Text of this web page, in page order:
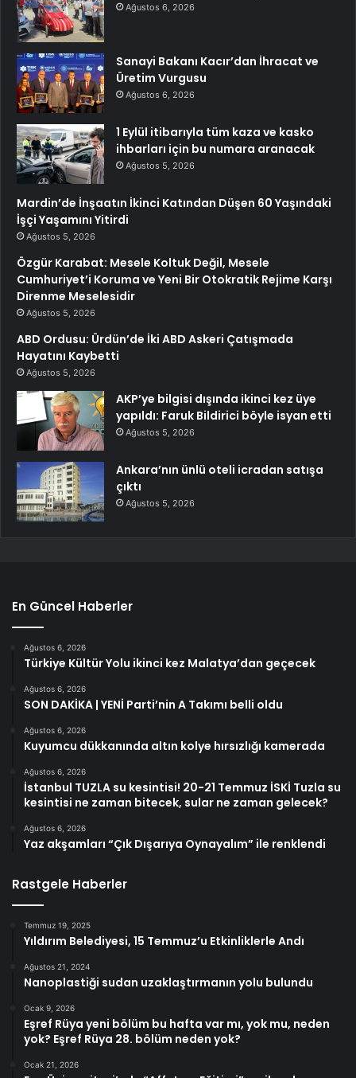
Ağustos 6, 2026
Sanayi Bakanı Kacır’dan İhracat ve
Üretim Vurgusu
Ağustos 6, 2026
1 Eylül itibarıyla tüm kaza ve kasko
ihbarları için bu numara aranacak
Ağustos 5, 2026
Mardin’de İnşaatın İkinci Katından Düşen 60 Yaşındaki
İşçi Yaşamını Yitirdi
Ağustos 5, 2026
Özgür Karabat: Mesele Koltuk Değil, Mesele
Cumhuriyet’i Koruma ve Yeni Bir Otokratik Rejime Karşı
Direnme Meselesidir
Ağustos 5, 2026
ABD Ordusu: Ürdün’de İki ABD Askeri Çatışmada
Hayatını Kaybetti
Ağustos 5, 2026
AKP’ye bilgisi dışında ikinci kez üye
yapıldı: Faruk Bildirici böyle isyan etti
Ağustos 5, 2026
Ankara’nın ünlü oteli icradan satışa
çıktı
Ağustos 5, 2026
En Güncel Haberler
Ağustos 6, 2026
Türkiye Kültür Yolu ikinci kez Malatya’dan geçecek
Ağustos 6, 2026
SON DAKİKA | YENİ Parti’nin A Takımı belli oldu
Ağustos 6, 2026
Kuyumcu dükkanında altın kolye hırsızlığı kamerada
Ağustos 6, 2026
İstanbul TUZLA su kesintisi! 20-21 Temmuz İSKİ Tuzla su
kesintisi ne zaman bitecek, sular ne zaman gelecek?
Ağustos 6, 2026
Yaz akşamları “Çık Dışarıya Oynayalım” ile renklendi
Rastgele Haberler
Temmuz 19, 2025
Yıldırım Belediyesi, 15 Temmuz’u Etkinliklerle Andı
Ağustos 21, 2024
Nanoplastiği sudan uzaklaştırmanın yolu bulundu
Ocak 9, 2026
Eşref Rüya yeni bölüm bu hafta var mı, yok mu, neden
yok? Eşref Rüya 28. bölüm neden yok?
Ocak 21, 2026